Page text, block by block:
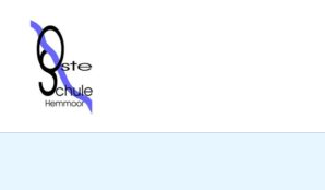
Inhalt
springen